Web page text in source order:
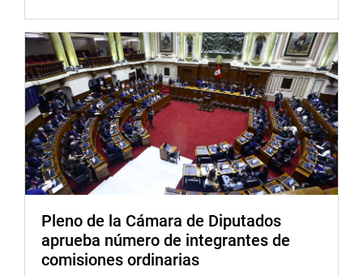
Pleno de la Cámara de Diputados
aprueba número de integrantes de
comisiones ordinarias